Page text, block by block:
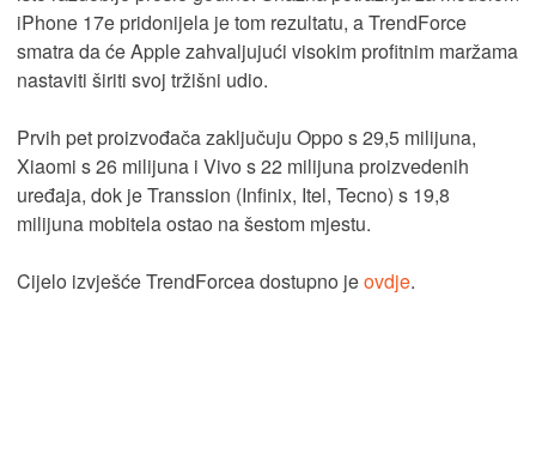
iPhone 17e pridonijela je tom rezultatu, a TrendForce
smatra da će Apple zahvaljujući visokim profitnim maržama
nastaviti širiti svoj tržišni udio.
Prvih pet proizvođača zaključuju Oppo s 29,5 milijuna,
Xiaomi s 26 milijuna i Vivo s 22 milijuna proizvedenih
uređaja, dok je Transsion (Infinix, Itel, Tecno) s 19,8
milijuna mobitela ostao na šestom mjestu.
Cijelo izvješće TrendForcea dostupno jeovdje.